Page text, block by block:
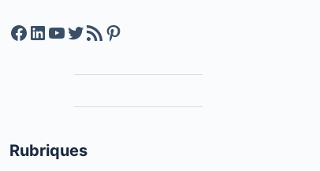
Facebook
LinkedIn
YouTube
Twitter
Feed RSSPinterest
Rubriques